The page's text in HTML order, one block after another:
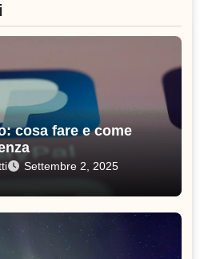
cosa fare e come
Settembre 2, 2025